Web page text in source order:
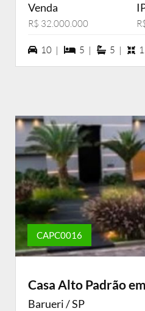
Venda
R$ 32.000.000
10 vagas na garagem
10 | 5 dormiórios
5 | 5 suítes
5 |
CAPC0016
Casa Alto Padrão
Barueri / SP